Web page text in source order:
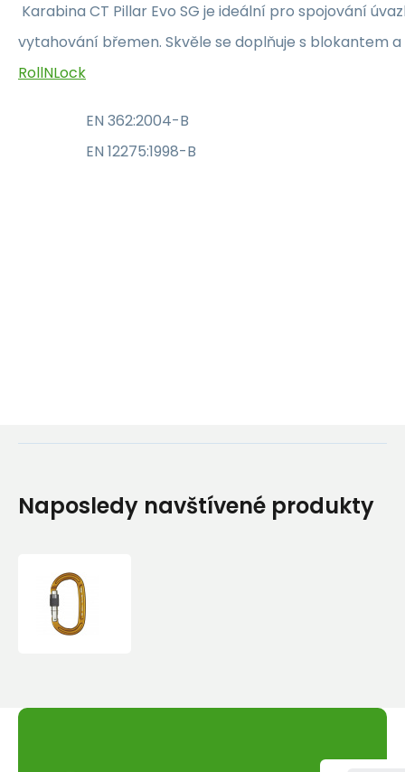
Karabina CT Pillar Evo SG je ideální pro spojování
vytahování břemen. Skvěle se doplňuje s blokantem
RollNLock
EN 362:2004-B
EN 12275:1998-B
Naposledy navštívené produkty